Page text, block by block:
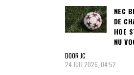
NEC
DE
HOE
NU
DOOR JC
24 JULI 2026, 04:52